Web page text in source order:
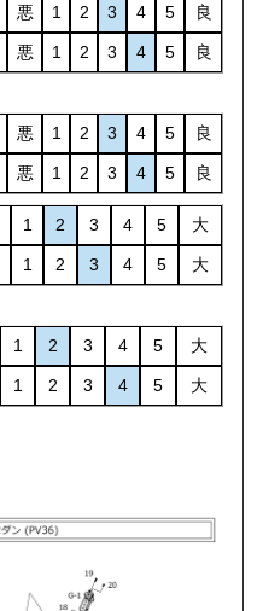
悪 1 2 3 4 5 良
悪 1 2 3 4 5 良
悪 1 2 3 4 5 良
悪 1 2 3 4 5 良
1 2 3 4 5 大
1 2 3 4 5 大
1 2 3 4 5 大
1 2 3 4 5 大